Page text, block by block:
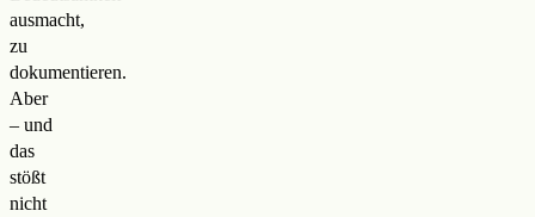
ausmacht,
zu
dokumentieren.
Aber
– und
das
stößt
nicht